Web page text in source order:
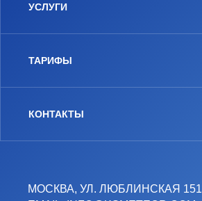
МОСКВА, УЛ. ЛЮБЛИНСКАЯ 151
УСЛУГИ
ТАРИФЫ
КОНТАКТЫ